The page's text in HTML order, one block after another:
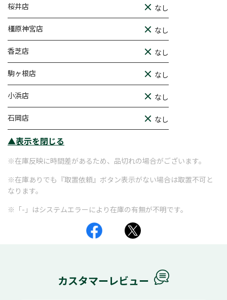
桜井店 なし
橿原神宮店 なし
香芝店 なし
駒ヶ根店 なし
小浜店 なし
石岡店 なし
▲表示を閉じる
※在庫反映に時間差があるため、品切れの場合がございます。
※在庫ありでも『取置依頼』ボタン表示がない場合は取置不可と
なります。
※「-」はシステムエラーにより在庫の有無が不明です。
カスタマーレビュー